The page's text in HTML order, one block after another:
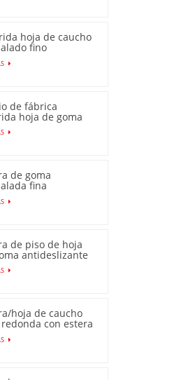
hoja de caucho
fino
con
bajo
de fábrica
hoja de goma
fina
de goma
fina
en fábrica en
de piso de hoja
antideslizante
de moneda
caliente
hoja de caucho
redonda con estera
prisionero